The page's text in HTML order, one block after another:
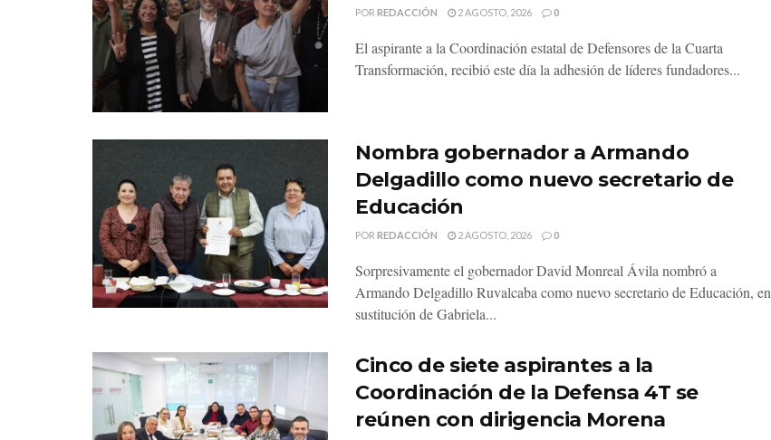
POR REDACCIÓN 2 AGOSTO, 2026 0
El aspirante a la Coordinación estatal de Defensores de la Cuarta
Transformación, recibió este día la adhesión de líderes fundadores...
Nombra gobernador a Armando
Delgadillo como nuevo secretario de
Educación
POR REDACCIÓN 2 AGOSTO, 2026 0
Sorpresivamente el gobernador David Monreal Ávila nombró a
Armando Delgadillo Ruvalcaba como nuevo secretario de Educación, en
sustitución de Gabriela...
Cinco de siete aspirantes a la
Coordinación de la Defensa 4T se
reúnen con dirigencia Morena